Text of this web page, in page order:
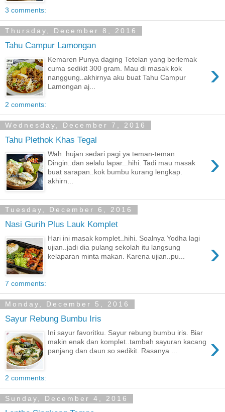
3 comments:
Thursday, December 8, 2016
Tahu Campur Lamongan
›
Kemaren Punya daging Tetelan yang berlemak
cuma sedikit 300 gram. Mau di masak kok
nanggung..akhirnya aku buat Tahu Campur
Lamongan aj...
2 comments:
Wednesday, December 7, 2016
Tahu Plethok Khas Tegal
›
Wah..hujan sedari pagi ya teman-teman.
Dingin..dan selalu lapar...hihi. Tadi mau masak
buat sarapan..kok bumbu kurang lengkap.
akhirn...
Tuesday, December 6, 2016
Nasi Gurih Plus Lauk Komplet
›
Hari ini masak komplet..hihi. Soalnya Yodha lagi
ujian..jadi dia pulang sekolah itu langsung
kelaparan minta makan. Karena ujian..pu...
7 comments:
Monday, December 5, 2016
Sayur Rebung Bumbu Iris
›
Ini sayur favoritku. Sayur rebung bumbu iris. Biar
makin enak dan komplet..tambah sayuran kacang
panjang dan daun so sedikit. Rasanya ...
2 comments:
Sunday, December 4, 2016